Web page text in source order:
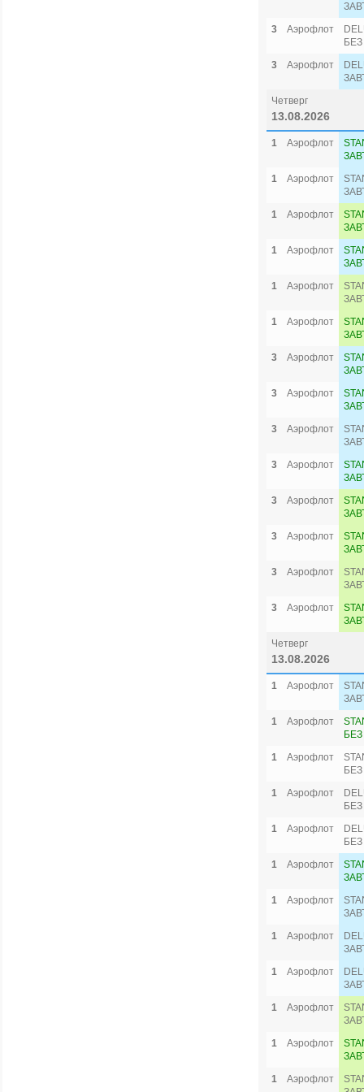
3
Аэрофлот
3
Аэрофлот
Четверг
13.08.2026
1 Аэрофлот
1
Аэрофлот
1
Аэрофлот
1
Аэрофлот
1
Аэрофлот
1
Аэрофлот
3
Аэрофлот
3
Аэрофлот
3
Аэрофлот
3
Аэрофлот
3
Аэрофлот
3
Аэрофлот
3
Аэрофлот
3
Аэрофлот
Четверг
13.08.2026
1 Аэрофлот
1
Аэрофлот
1
Аэрофлот
1
Аэрофлот
1
Аэрофлот
1
Аэрофлот
1
Аэрофлот
1
Аэрофлот
1
Аэрофлот
1
Аэрофлот
1
Аэрофлот
1
Аэрофлот